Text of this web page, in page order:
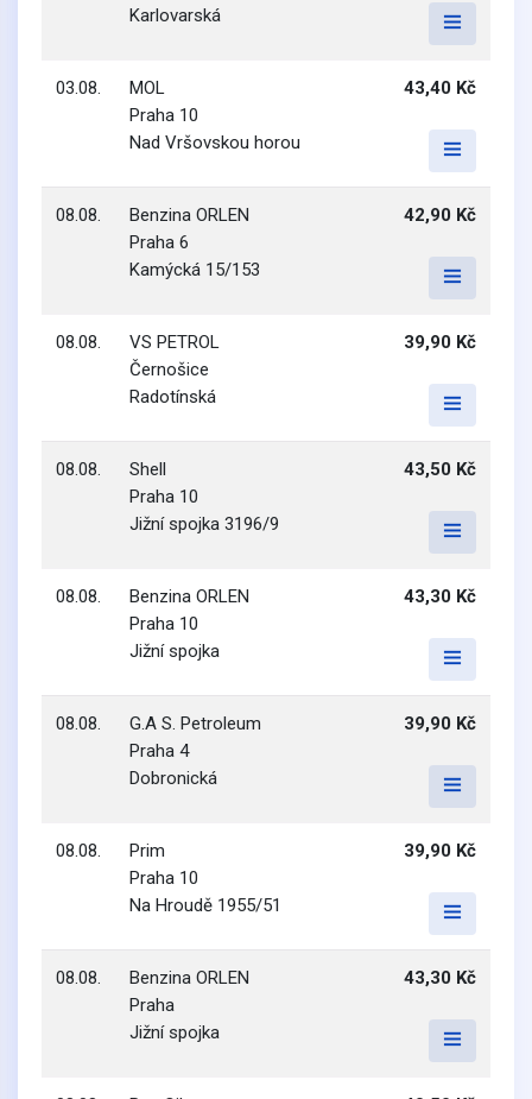
Karlovarská
03.08.
MOL
Praha 10
Nad Vršovskou horou
43,40 Kč
08.08.
Benzina ORLEN
Praha 6
Kamýcká 15/153
42,90 Kč
08.08.
VS PETROL
Černošice
Radotínská
39,90 Kč
08.08.
Shell
Praha 10
Jižní spojka 3196/9
43,50 Kč
08.08.
Benzina ORLEN
Praha 10
Jižní spojka
43,30 Kč
08.08.
G.A S. Petroleum
Praha 4
Dobronická
39,90 Kč
08.08.
Prim
Praha 10
Na Hroudě 1955/51
39,90 Kč
08.08.
Benzina ORLEN
Praha
Jižní spojka
43,30 Kč